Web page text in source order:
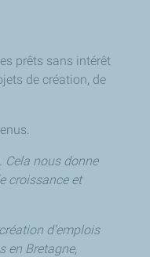
prêts sans intérêt
de création, de
Cela nous donne
croissance et
d’emplois
en Bretagne,